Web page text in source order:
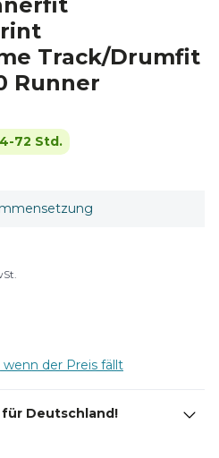
Track/Drumfit
Runner
72 Std.
der Preis fällt
für Deutschland!